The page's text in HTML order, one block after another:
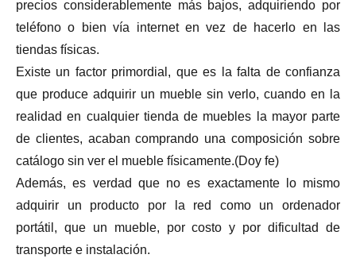
precios considerablemente más bajos, adquiriendo por
teléfono o bien vía internet en vez de hacerlo en las
tiendas físicas.
Existe un factor primordial, que es la falta de confianza
que produce adquirir un mueble sin verlo, cuando en la
realidad en cualquier tienda de muebles la mayor parte
de clientes, acaban comprando una composición sobre
catálogo sin ver el mueble físicamente.(Doy fe)
Además, es verdad que no es exactamente lo mismo
adquirir un producto por la red como un ordenador
portátil, que un mueble, por costo y por dificultad de
transporte e instalación.